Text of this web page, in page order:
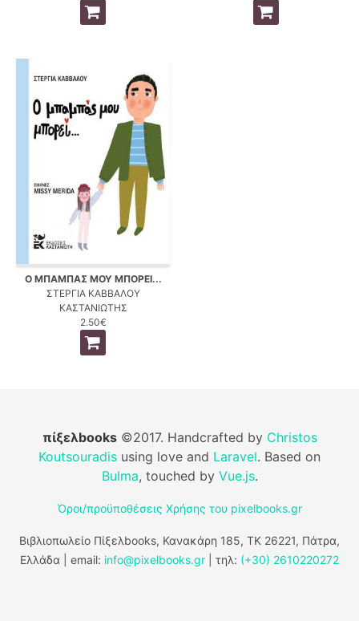
Ο ΜΠΑΜΠΑΣ ΜΟΥ ΜΠΟΡΕΙ...
ΣΤΕΡΓΙΑ ΚΑΒΒΑΛΟΥ
ΚΑΣΤΑΝΙΩΤΗΣ
2.50€
πίξελbooks©2017. Handcrafted by Christos
Koutsouradis using love and Laravel. Based on
Bulma, touched by Vue.js.
Όροι/προϋποθέσεις Χρήσης του pixelbooks.gr
Βιβλιοπωλείο Πίξελbooks, Κανακάρη 185, ΤΚ 26221, Πάτρα,
Ελλάδα | email: info@pixelbooks.gr | τηλ: (+30) 2610220272